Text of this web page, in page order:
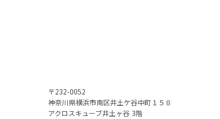
〒232-0052
神奈川県横浜市南区井土ケ谷中町１５８
アクロスキューブ井土ヶ谷 3階